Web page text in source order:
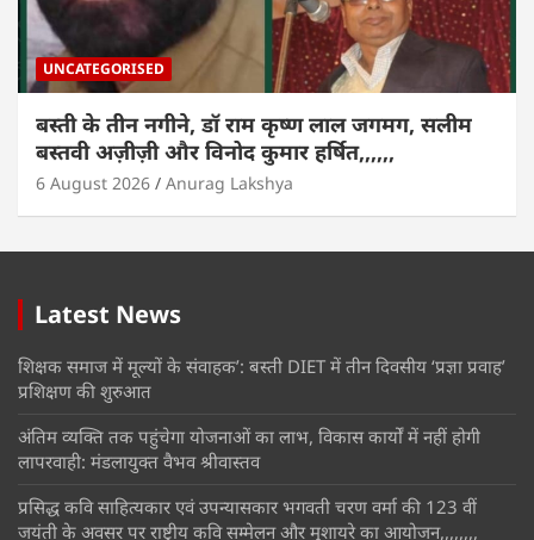
UNCATEGORISED
बस्ती के तीन नगीने, डॉ राम कृष्ण लाल जगमग, सलीम
बस्तवी अज़ीज़ी और विनोद कुमार हर्षित,,,,,,
6 August 2026 Anurag Lakshya
Latest News
शिक्षक समाज में मूल्यों के संवाहक’: बस्ती DIET में तीन दिवसीय ‘प्रज्ञा प्रवाह’
प्रशिक्षण की शुरुआत
अंतिम व्यक्ति तक पहुंचेगा योजनाओं का लाभ, विकास कार्यों में नहीं होगी
लापरवाही: मंडलायुक्त वैभव श्रीवास्तव
प्रसिद्ध कवि साहित्यकार एवं उपन्यासकार भगवती चरण वर्मा की 123 वीं
जयंती के अवसर पर राष्ट्रीय कवि सम्मेलन और मुशायरे का आयोजन,,,,,,,,